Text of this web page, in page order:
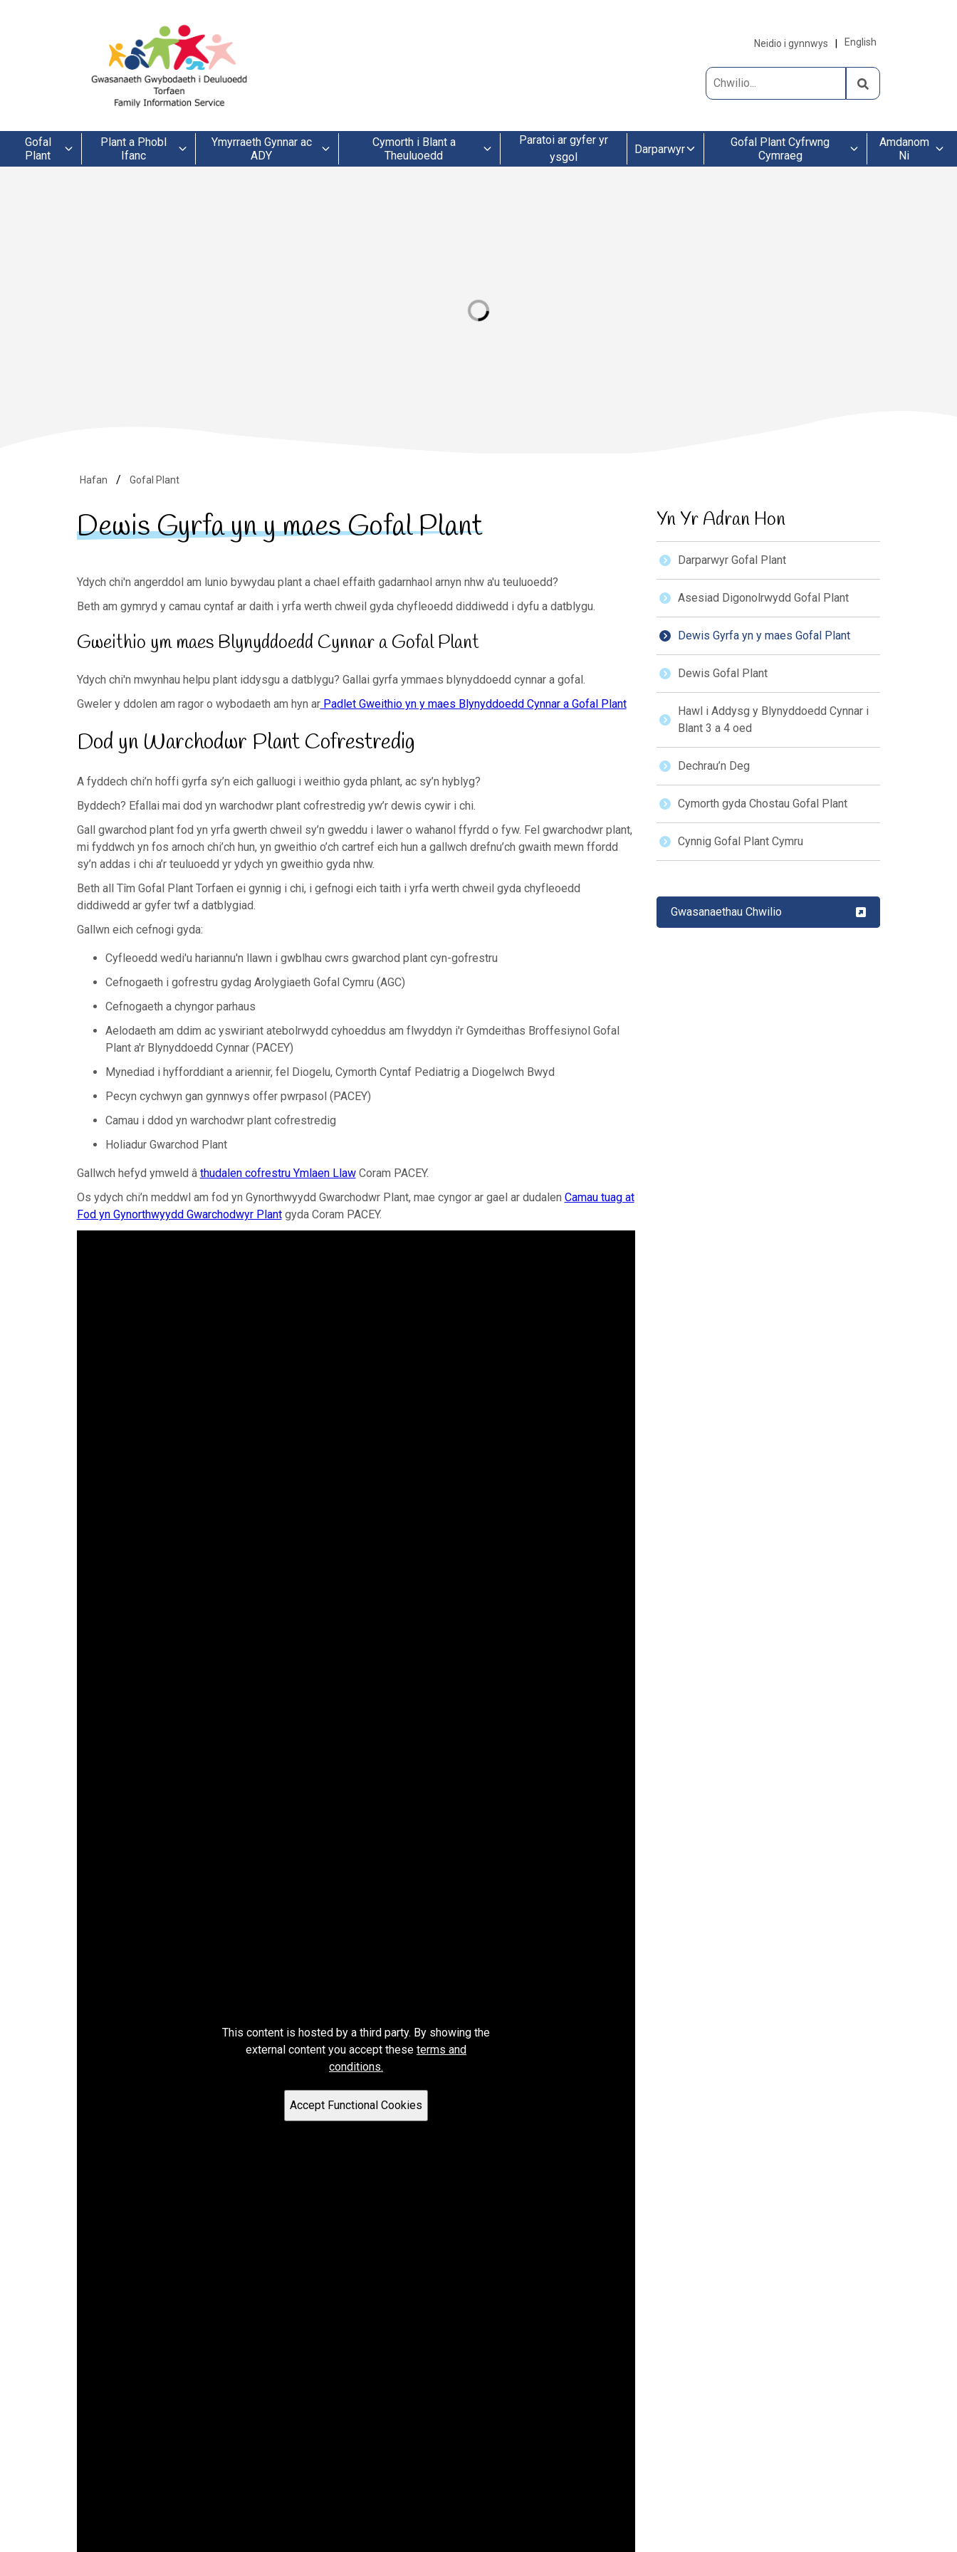
Neidio i gynnwys English
Gofal
Plant
Plant a Phobl
Ifanc
Ymyrraeth Gynnar ac
ADY
Cymorth i Blant a
Theuluoedd
Paratoi ar gyfer yr
ysgol
Darparwyr
Gofal Plant Cyfrwng
Cymraeg
Amdanom
Ni
Hafan Gofal Plant
Dewis Gyrfa yn y maes Gofal Plant
Ydych chi'n angerddol am lunio bywydau plant a chael effaith gadarnhaol arnyn nhw a'u teuluoedd?
Beth am gymryd y camau cyntaf ar daith i yrfa werth chweil gyda chyfleoedd diddiwedd i dyfu a datblygu.
Gweithio ym maes Blynyddoedd Cynnar a Gofal Plant
Ydych chi'n mwynhau helpu plant iddysgu a datblygu? Gallai gyrfa ymmaes blynyddoedd cynnar a gofal.
Gweler y ddolen am ragor o wybodaeth am hyn arPadlet Gweithio yn y maes Blynyddoedd Cynnar a Gofal Plant
Dod yn Warchodwr Plant Cofrestredig
A fyddech chi’n hoffi gyrfa sy’n eich galluogi i weithio gyda phlant, ac sy’n hyblyg?
Byddech? Efallai mai dod yn warchodwr plant cofrestredig yw’r dewis cywir i chi.
Gall gwarchod plant fod yn yrfa gwerth chweil sy’n gweddu i lawer o wahanol ffyrdd o fyw. Fel gwarchodwr plant,
mi fyddwch yn fos arnoch chi’ch hun, yn gweithio o’ch cartref eich hun a gallwch drefnu’ch gwaith mewn ffordd
sy’n addas i chi a’r teuluoedd yr ydych yn gweithio gyda nhw.
Beth all Tîm Gofal Plant Torfaen ei gynnig i chi, i gefnogi eich taith i yrfa werth chweil gyda chyfleoedd
diddiwedd ar gyfer twf a datblygiad.
Gallwn eich cefnogi gyda:
Cyfleoedd wedi'u hariannu'n llawn i gwblhau cwrs gwarchod plant cyn-gofrestru
Cefnogaeth i gofrestru gydag Arolygiaeth Gofal Cymru (AGC)
Cefnogaeth a chyngor parhaus
Aelodaeth am ddim ac yswiriant atebolrwydd cyhoeddus am flwyddyn i'r Gymdeithas Broffesiynol Gofal
Plant a'r Blynyddoedd Cynnar (PACEY)
Mynediad i hyfforddiant a ariennir, fel Diogelu, Cymorth Cyntaf Pediatrig a Diogelwch Bwyd
Pecyn cychwyn gan gynnwys offer pwrpasol (PACEY)
Camau i ddod yn warchodwr plant cofrestredig
Holiadur Gwarchod Plant
Gallwch hefyd ymweld â thudalen cofrestru Ymlaen LlawCoram PACEY.
Os ydych chi’n meddwl am fod yn Gynorthwyydd Gwarchodwr Plant, mae cyngor ar gael ar dudalen Camau tuag at
Fod yn Gynorthwyydd Gwarchodwyr Plantgyda Coram PACEY.
This content is hosted by a third party. By showing the
external content you accept these terms and
conditions.
Accept Functional Cookies
Yn Yr Adran Hon
Darparwyr Gofal Plant
Asesiad Digonolrwydd Gofal Plant
Dewis Gyrfa yn y maes Gofal Plant
Dewis Gofal Plant
Hawl i Addysg y Blynyddoedd Cynnar i
Blant 3 a 4 oed
Dechrau’n Deg
Cymorth gyda Chostau Gofal Plant
Cynnig Gofal Plant Cymru
Gwasanaethau Chwilio